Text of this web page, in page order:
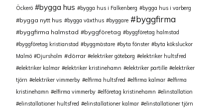
Öckerö
bygga hus bygga hus i Falkenberg bygga hus i varberg
bygga nytt hus bygga växthus byggare byggfirma
byggfirma halmstad byggföretag
byggföretag halmstad
byggföretag kristianstad
byggmästare byta fönster
byta köksluckor
Malmö
Djursholm dörrar elektriker göteborg
elektriker hultsfred
elektriker kalmar
elektriker kristinehamn elektriker partille
elektriker
tjörn
elektriker vimmerby elfirma hultsfred elfirma kalmar
elfirma
kristinehamn
elfirma vimmerby elföretag kristinehamn
elinstallation
elinstallationer hultsfred
elinstallationer kalmar
elinstallationer tjörn